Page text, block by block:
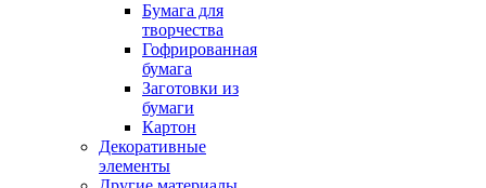
Бумага для
творчества
Гофрированная
бумага
Заготовки из
бумаги
Картон
Декоративные
элементы